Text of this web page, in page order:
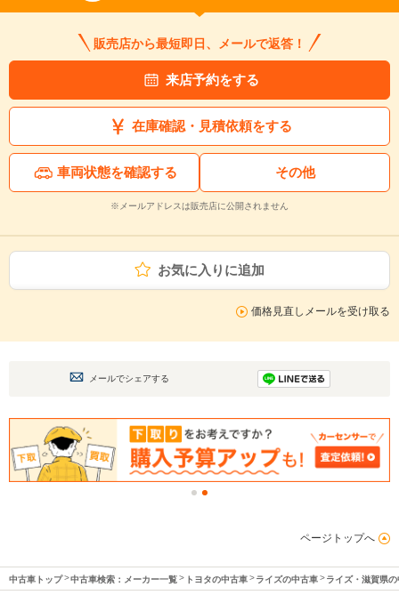
販売店から最短即日、メールで返答！
来店予約をする
在庫確認・見積依頼をする
車両状態を確認する その他
※メールアドレスは販売店に公開されません
お気に入りに追加
価格見直しメールを受け取る
メールでシェアする
ページトップへ
中古車トップ 中古車検索：メーカー一覧 トヨタの中古車 ライズの中古車 ライズ・滋賀県